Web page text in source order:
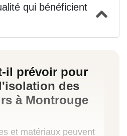
qui bénéficient
il prévoir pour
des
à Montrouge
et matériaux peuvent